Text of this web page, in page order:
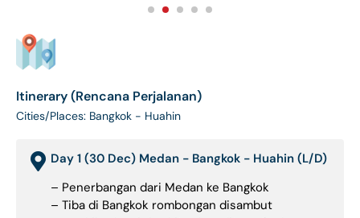
Itinerary (Rencana Perjalanan)
Cities/Places: Bangkok - Huahin
Day 1 (30 Dec) Medan - Bangkok - Huahin (L/D)
– Penerbangan dari Medan ke Bangkok
– Tiba di Bangkok rombongan disambut